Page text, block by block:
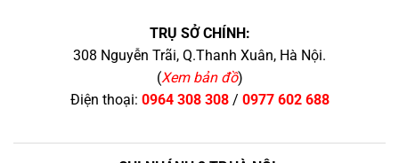
TRỤ SỞ CHÍNH:
308 Nguyễn Trãi, Q.Thanh Xuân, Hà Nội.
(Xem bản đồ)
Điện thoại: 0964 308 308/ 0977 602 688